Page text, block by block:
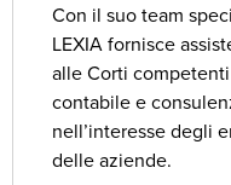
Con il suo team
LEXIA fornisce
alle Corti
contabile e
nell’interesse degli
delle aziende.